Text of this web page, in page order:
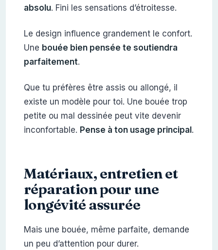
absolu. Fini les sensations d’étroitesse.
Le design influence grandement le confort.
Une bouée bien pensée te soutiendra
parfaitement.
Que tu préfères être assis ou allongé, il
existe un modèle pour toi. Une bouée trop
petite ou mal dessinée peut vite devenir
inconfortable. Pense à ton usage principal.
Matériaux, entretien et
réparation pour une
longévité assurée
Mais une bouée, même parfaite, demande
un peu d’attention pour durer.